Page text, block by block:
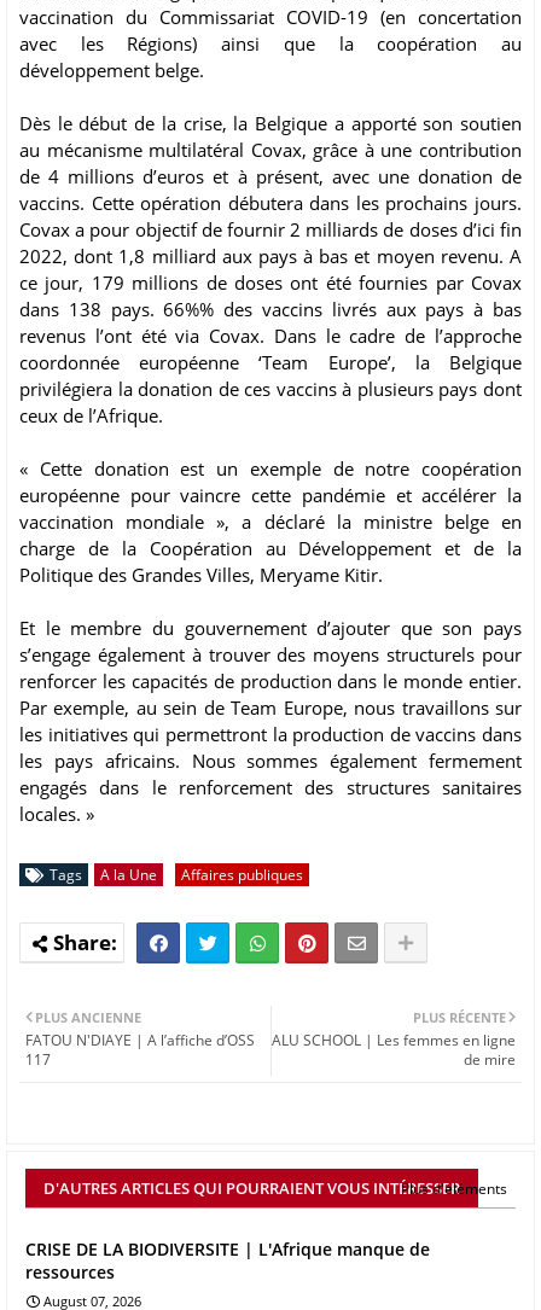
vaccination du Commissariat COVID-19 (en concertation
avec les Régions) ainsi que la coopération au
développement belge.
Dès le début de la crise, la Belgique a apporté son soutien
au mécanisme multilatéral Covax, grâce à une contribution
de 4 millions d’euros et à présent, avec une donation de
vaccins. Cette opération débutera dans les prochains jours.
Covax a pour objectif de fournir 2 milliards de doses d’ici fin
2022, dont 1,8 milliard aux pays à bas et moyen revenu. A
ce jour, 179 millions de doses ont été fournies par Covax
dans 138 pays. 66%% des vaccins livrés aux pays à bas
revenus l’ont été via Covax. Dans le cadre de l’approche
coordonnée européenne ‘Team Europe’, la Belgique
privilégiera la donation de ces vaccins à plusieurs pays dont
ceux de l’Afrique.
« Cette donation est un exemple de notre coopération
européenne pour vaincre cette pandémie et accélérer la
vaccination mondiale », a déclaré la ministre belge en
charge de la Coopération au Développement et de la
Politique des Grandes Villes, Meryame Kitir.
Et le membre du gouvernement d’ajouter que son pays
s’engage également à trouver des moyens structurels pour
renforcer les capacités de production dans le monde entier.
Par exemple, au sein de Team Europe, nous travaillons sur
les initiatives qui permettront la production de vaccins dans
les pays africains. Nous sommes également fermement
engagés dans le renforcement des structures sanitaires
locales. »
Tags A la Une Affaires publiques
PLUS RÉCENTE
ALU SCHOOL | Les femmes en ligne
de mire
PLUS ANCIENNE
FATOU N'DIAYE | A l’affiche d’OSS
117
D'AUTRES ARTICLES QUI POURRAIENT VOUS INTÉRESSER
Plus d'éléments
CRISE DE LA BIODIVERSITE | L'Afrique manque de
ressources
August 07, 2026